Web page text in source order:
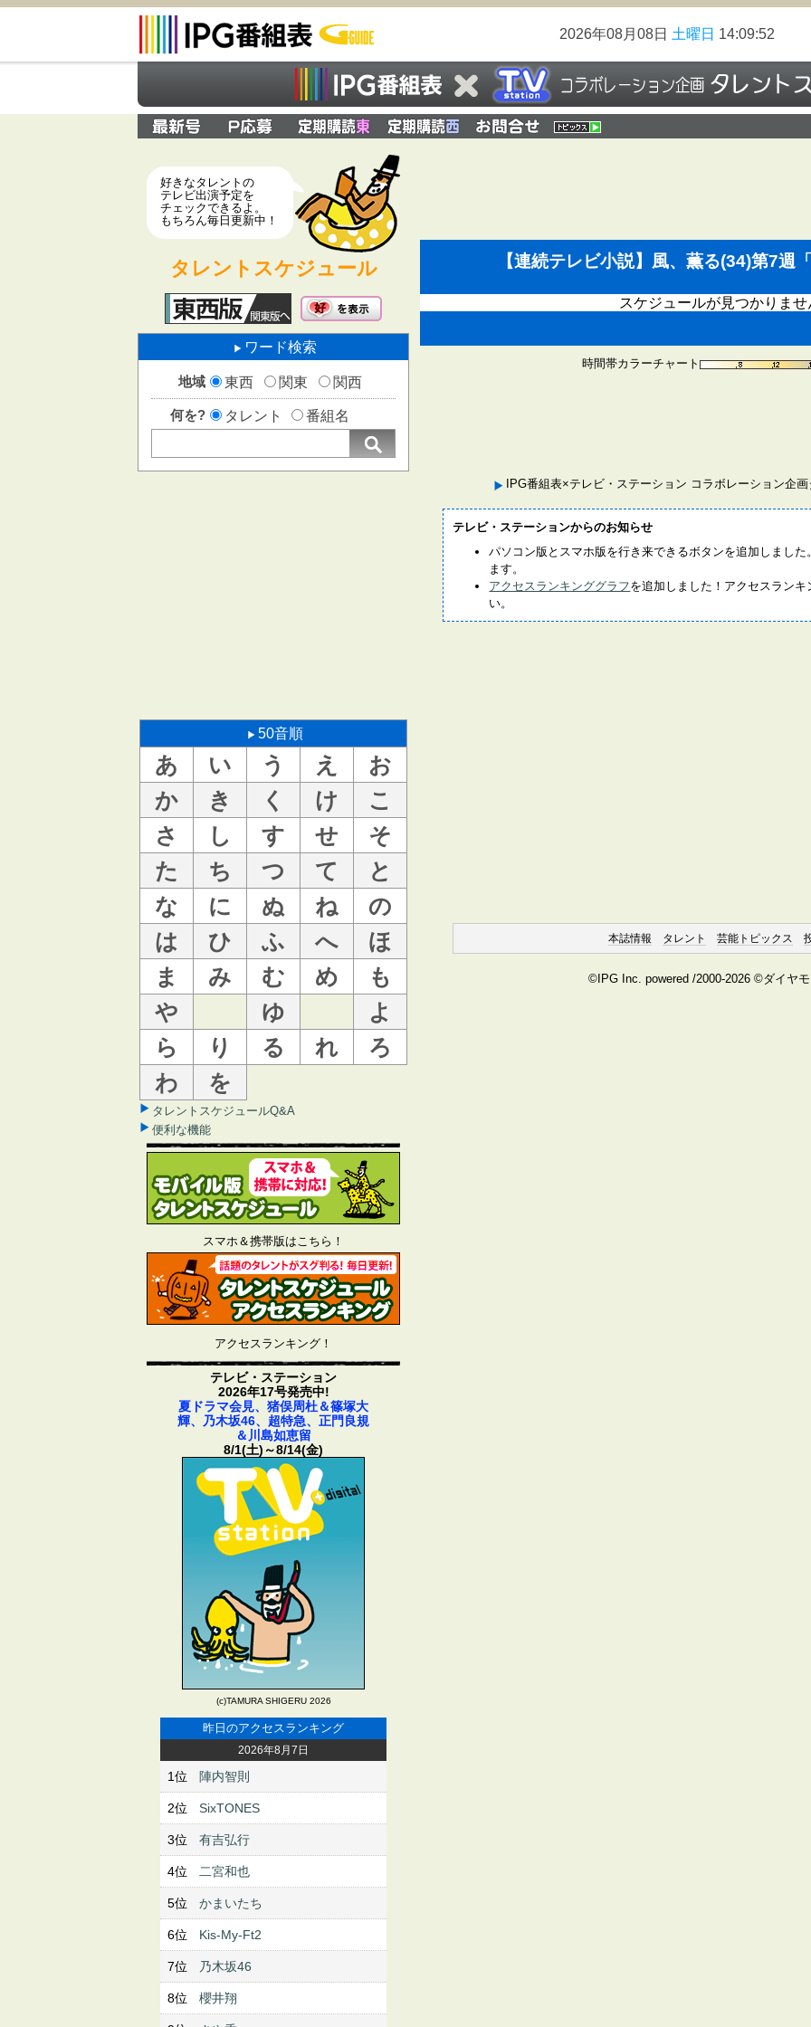
2026年08月08日 土曜日 14:09:52
好きなタレントの
テレビ出演予定を
チェックできるよ。
もちろん毎日更新中！
タレントスケジュール
ワード検索
地域 東西 関東 関西
何を? タレント 番組名
50音順
あ い う え
お
か
き く け
こ
さ
し す せ
そ
た
ち つ て
と
な
に ぬ ね
の
は
ひ ふ へ
ほ
ま
み む め
も
や
ゆ
よ
ら
り る れ
ろ
わ
を
タレントスケジュールQ&A
便利な機能
スマホ＆携帯版はこちら！
アクセスランキング！
テレビ・ステーション
2026年17号発売中!
夏ドラマ会見、猪俣周杜＆篠塚大
輝、乃木坂46、超特急、正門良規
＆川島如恵留
8/1(土)～8/14(金)
(c)TAMURA SHIGERU 2026
昨日のアクセスランキング
2026年8月7日
1位 陣内智則
2位 SixTONES
3位 有吉弘行
4位 二宮和也
5位 かまいたち
6位 Kis-My-Ft2
7位 乃木坂46
8位 櫻井翔
【連続テレビ小説】風、薫る(34)第7週
スケジュールが見つかりませ
時間帯カラーチャート
IPG番組表×テレビ・ステーション コラボレーション企
テレビ・ステーションからのお知らせ
パソコン版とスマホ版を行き来できるボタンを追加しまし
ます。
アクセスランキンググラフを追加しました！アクセスラン
い。
本誌情報 タレント 芸能トピックス
©IPG Inc. powered /2000-2026 ©ダイヤ